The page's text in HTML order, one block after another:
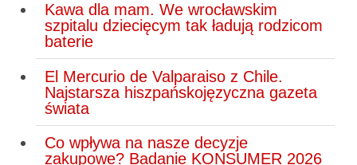
Kawa dla mam. We wrocławskim
szpitalu dziecięcym tak ładują rodzicom
baterie
El Mercurio de Valparaiso z Chile.
Najstarsza hiszpańskojęzyczna gazeta
świata
Co wpływa na nasze decyzje
zakupowe? Badanie KONSUMER 2026